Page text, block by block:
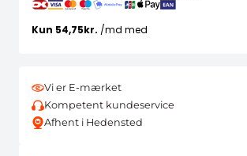
Vi er E-mærket
Kompetent kundeservice
Afhent i Hedensted